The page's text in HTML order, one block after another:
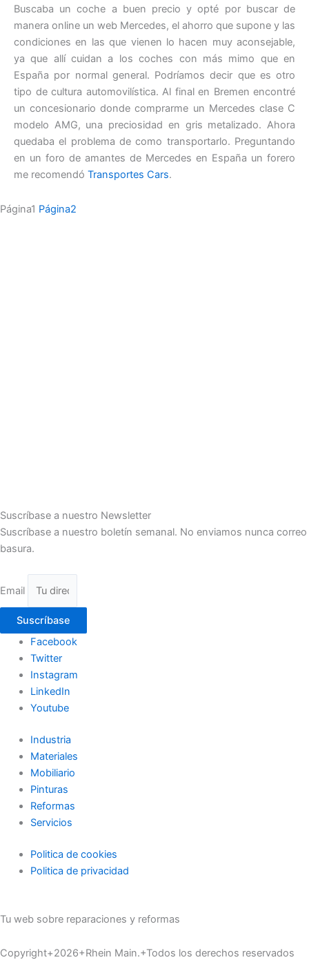
Buscaba un coche a buen precio y opté por buscar de
manera online un web Mercedes, el ahorro que supone y las
condiciones en las que vienen lo hacen muy aconsejable,
ya que allí cuidan a los coches con más mimo que en
España por normal general. Podríamos decir que es otro
tipo de cultura automovilística. Al final en Bremen encontré
un concesionario donde comprarme un Mercedes clase C
modelo AMG, una preciosidad en gris metalizado. Ahora
quedaba el problema de como transportarlo. Preguntando
en un foro de amantes de Mercedes en España un forero
me recomendó Transportes Cars.
Página1 Página2
Suscríbase a nuestro Newsletter
Suscríbase a nuestro boletín semanal. No enviamos nunca correo
basura.
Email
Suscríbase
Facebook
Twitter
Instagram
LinkedIn
Youtube
Industria
Materiales
Mobiliario
Pinturas
Reformas
Servicios
Politica de cookies
Politica de privacidad
Tu web sobre reparaciones y reformas
Copyright+2026+Rhein Main.+Todos los derechos reservados